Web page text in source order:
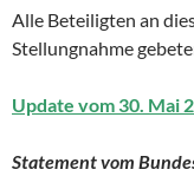
Alle Beteiligten an
Stellungnahme
Update vom 30. Mai
Statement vom